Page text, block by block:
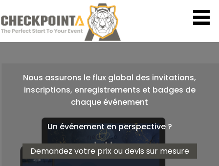
Nous assurons le flux global des invitations,
inscriptions, enregistrements et badges de
chaque événement
Un événement en perspective ?
Demandez votre prix ou devis sur mesure